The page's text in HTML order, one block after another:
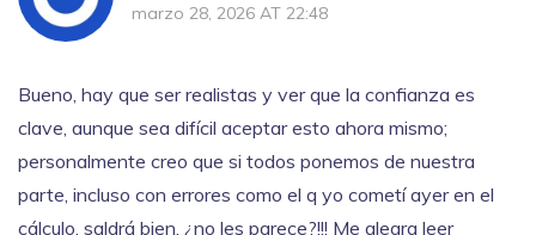
marzo 28, 2026 AT 22:48
Bueno, hay que ser realistas y ver que la confianza es
clave, aunque sea difícil aceptar esto ahora mismo;
personalmente creo que si todos ponemos de nuestra
parte, incluso con errores como el q yo cometí ayer en el
cálculo, saldrá bien, ¿no les parece?!!! Me alegra leer